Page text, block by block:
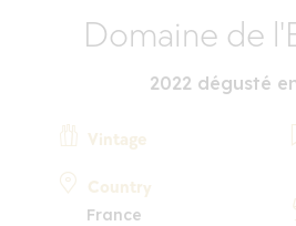
Domaine de
2022 dégusté
Vintage
Country
France